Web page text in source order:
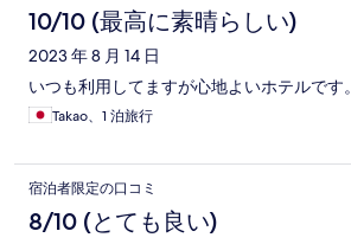
10/10 (最高に素晴らしい)
2023 年 8 月 14 日
いつも利用してますが心地よいホテルです。
Takao、1 泊旅行
宿泊者限定の口コミ
8/10 (とても良い)